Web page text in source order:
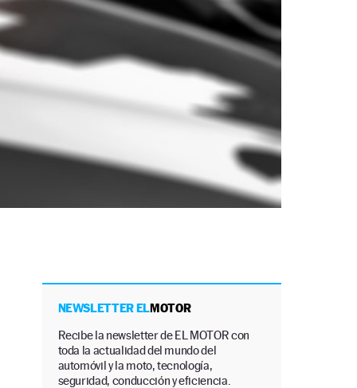
NEWSLETTER ELMOTOR
Recibe la newsletter de EL MOTOR con
toda la actualidad del mundo del
automóvil y la moto, tecnología,
seguridad, conducción y eficiencia.